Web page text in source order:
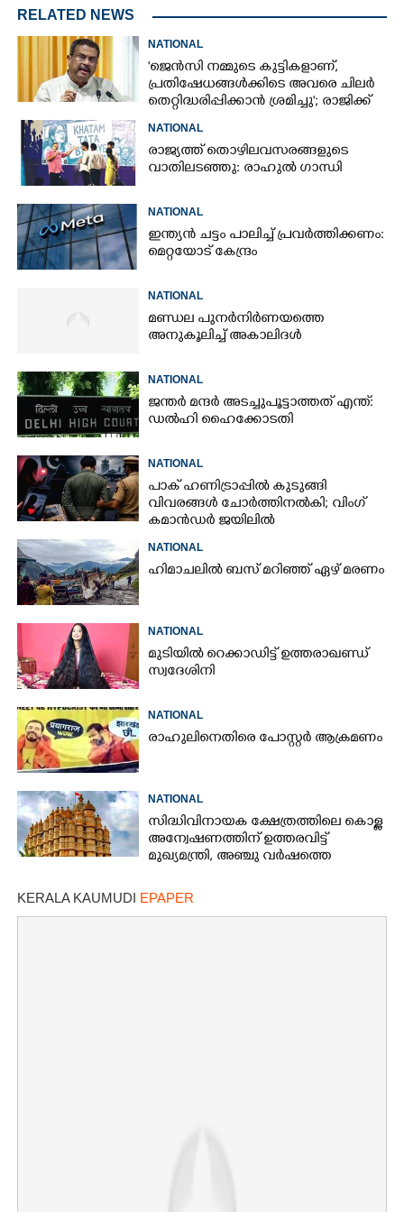
RELATED NEWS
NATIONAL
'ജെൻസി നമ്മുടെ കുട്ടികളാണ്,
പ്രതിഷേധങ്ങൾക്കിടെ അവരെ ചിലർ
തെറ്റിദ്ധരിപ്പിക്കാൻ ശ്രമിച്ചു'; രാജിക്ക്
ധർമ്മേന്ദ്ര പ്രധാൻ
NATIONAL
രാജ്യത്ത് തൊഴിലവസരങ്ങളുടെ
വാതിലടഞ്ഞു: രാഹുൽ ഗാന്ധി
NATIONAL
ഇന്ത്യൻ ചട്ടം പാലിച്ച് പ്രവർത്തിക്കണം:
മെറ്റയോട് കേന്ദ്രം
NATIONAL
മണ്ഡല പുനർനിർണയത്തെ
അനുകൂലിച്ച് അകാലിദൾ
NATIONAL
ജന്ത‌‌ർ മന്ദർ അടച്ചുപൂട്ടാത്തത് എന്ത്:
ഡൽഹി ഹൈക്കോടതി
NATIONAL
പാക് ഹണിട്രാപ്പിൽ കുടുങ്ങി
വിവരങ്ങൾ ചോർത്തിനൽകി;​ വിംഗ്
കമാൻഡർ ജയിലിൽ
NATIONAL
ഹിമാചലിൽ ബസ് മറിഞ്ഞ് ഏഴ് മരണം
NATIONAL
മുടിയിൽ റെക്കാഡിട്ട് ഉത്തരാഖണ്ഡ്
സ്വദേശിനി
NATIONAL
രാഹുലിനെതിരെ പോസ്റ്റർ ആക്രമണം
NATIONAL
സിദ്ധിവിനായക ക്ഷേത്രത്തിലെ കൊള്ള
അന്വേഷണത്തിന് ഉത്തരവിട്ട്
മുഖ്യമന്ത്രി, അഞ്ചു വർഷത്തെ
KERALA KAUMUDI EPAPER